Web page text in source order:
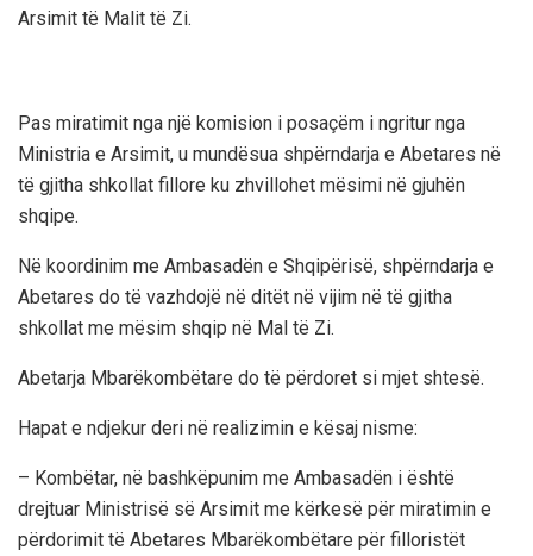
Arsimit të Malit të Zi.
Pas miratimit nga një komision i posaçëm i ngritur nga
Ministria e Arsimit, u mundësua shpërndarja e Abetares në
të gjitha shkollat fillore ku zhvillohet mësimi në gjuhën
shqipe.
Në koordinim me Ambasadën e Shqipërisë, shpërndarja e
Abetares do të vazhdojë në ditët në vijim në të gjitha
shkollat me mësim shqip në Mal të Zi.
Abetarja Mbarëkombëtare do të përdoret si mjet shtesë.
Hapat e ndjekur deri në realizimin e kësaj nisme:
– Kombëtar, në bashkëpunim me Ambasadën i është
drejtuar Ministrisë së Arsimit me kërkesë për miratimin e
përdorimit të Abetares Mbarëkombëtare për filloristët